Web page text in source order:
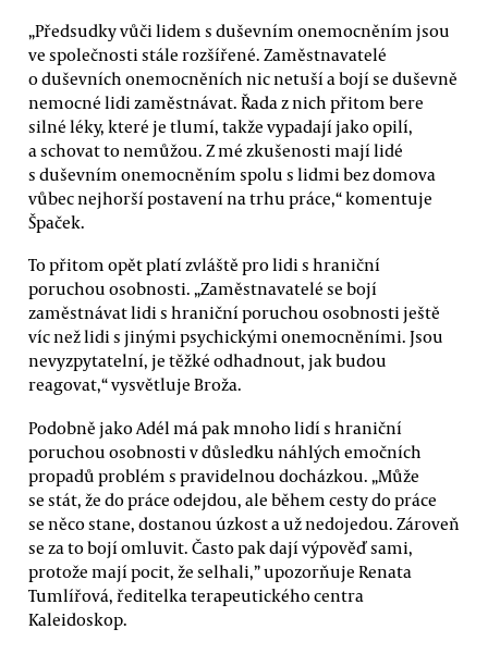
„Předsudky vůči lidem s duševním onemocněním jsou
ve společnosti stále rozšířené. Zaměstnavatelé
o duševních onemocněních nic netuší a bojí se duševně
nemocné lidi zaměstnávat. Řada z nich přitom bere
silné léky, které je tlumí, takže vypadají jako opilí,
a schovat to nemůžou. Z mé zkušenosti mají lidé
s duševním onemocněním spolu s lidmi bez domova
vůbec nejhorší postavení na trhu práce,“ komentuje
Špaček.
To přitom opět platí zvláště pro lidi s hraniční
poruchou osobnosti. „Zaměstnavatelé se bojí
zaměstnávat lidi s hraniční poruchou osobnosti ještě
víc než lidi s jinými psychickými onemocněními. Jsou
nevyzpytatelní, je těžké odhadnout, jak budou
reagovat,“ vysvětluje Broža.
Podobně jako Adél má pak mnoho lidí s hraniční
poruchou osobnosti v důsledku náhlých emočních
propadů problém s pravidelnou docházkou. „Může
se stát, že do práce odejdou, ale během cesty do práce
se něco stane, dostanou úzkost a už nedojedou. Zároveň
se za to bojí omluvit. Často pak dají výpověď sami,
protože mají pocit, že selhali,” upozorňuje Renata
Tumlířová, ředitelka terapeutického centra
Kaleidoskop.